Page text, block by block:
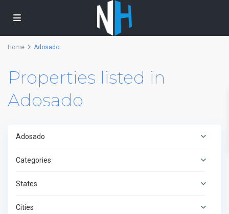
Home Adosado
Properties listed in
Adosado
Adosado
Categories
States
Cities